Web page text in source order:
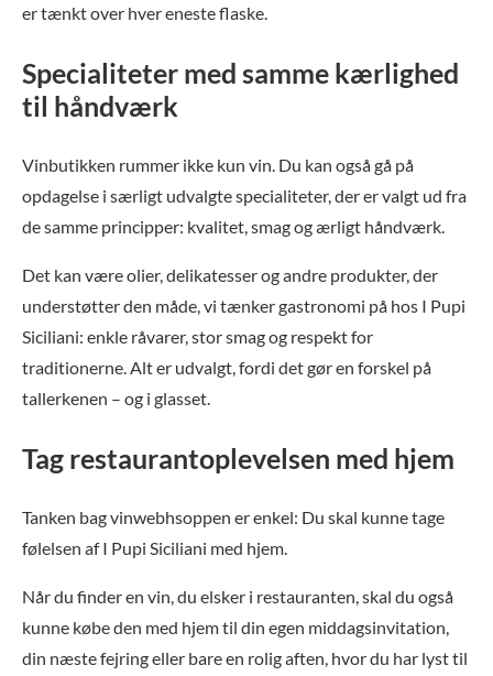
er tænkt over hver eneste flaske.
Specialiteter med samme kærlighed
til håndværk
Vinbutikken rummer ikke kun vin. Du kan også gå på
opdagelse i særligt udvalgte specialiteter, der er valgt ud fra
de samme principper: kvalitet, smag og ærligt håndværk.
Det kan være olier, delikatesser og andre produkter, der
understøtter den måde, vi tænker gastronomi på hos I Pupi
Siciliani: enkle råvarer, stor smag og respekt for
traditionerne. Alt er udvalgt, fordi det gør en forskel på
tallerkenen – og i glasset.
Tag restaurantoplevelsen med hjem
Tanken bag vinwebhsoppen er enkel: Du skal kunne tage
følelsen af I Pupi Siciliani med hjem.
Når du finder en vin, du elsker i restauranten, skal du også
kunne købe den med hjem til din egen middagsinvitation,
din næste fejring eller bare en rolig aften, hvor du har lyst til